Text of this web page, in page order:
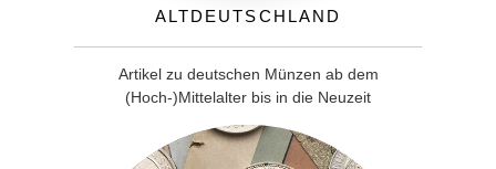
Altdeutschland
Artikel zu deutschen Münzen ab dem
(Hoch-)Mittelalter bis in die Neuzeit